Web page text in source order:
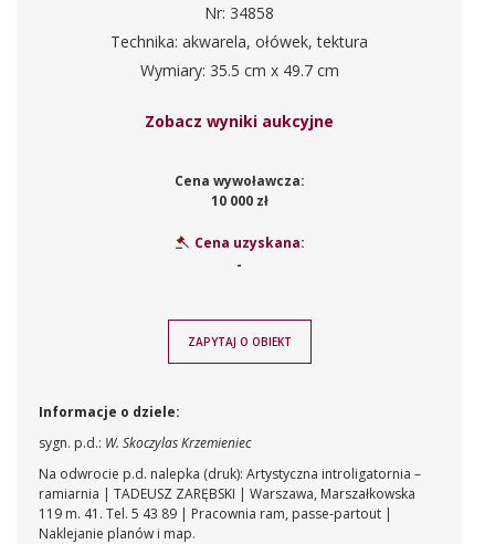
Nr: 34858
Technika: akwarela, ołówek, tektura
Wymiary: 35.5 cm x 49.7 cm
Zobacz wyniki aukcyjne
Cena wywoławcza:
10 000 zł
Cena uzyskana:
-
ZAPYTAJ O OBIEKT
Informacje o dziele:
sygn. p.d.: W. Skoczylas Krzemieniec
Na odwrocie p.d. nalepka (druk): Artystyczna introligatornia –
ramiarnia | TADEUSZ ZARĘBSKI | Warszawa, Marszałkowska
119 m. 41. Tel. 5 43 89 | Pracownia ram, passe-partout |
Naklejanie planów i map.